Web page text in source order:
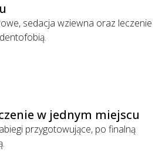
sedacja wziewna oraz leczenie
w jednym miejscu
przygotowujące, po finalną